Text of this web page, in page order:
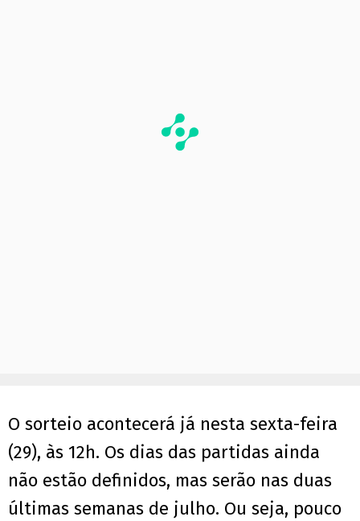
O sorteio acontecerá já nesta sexta-feira
(29), às 12h. Os dias das partidas ainda
não estão definidos, mas serão nas duas
últimas semanas de julho. Ou seja, pouco